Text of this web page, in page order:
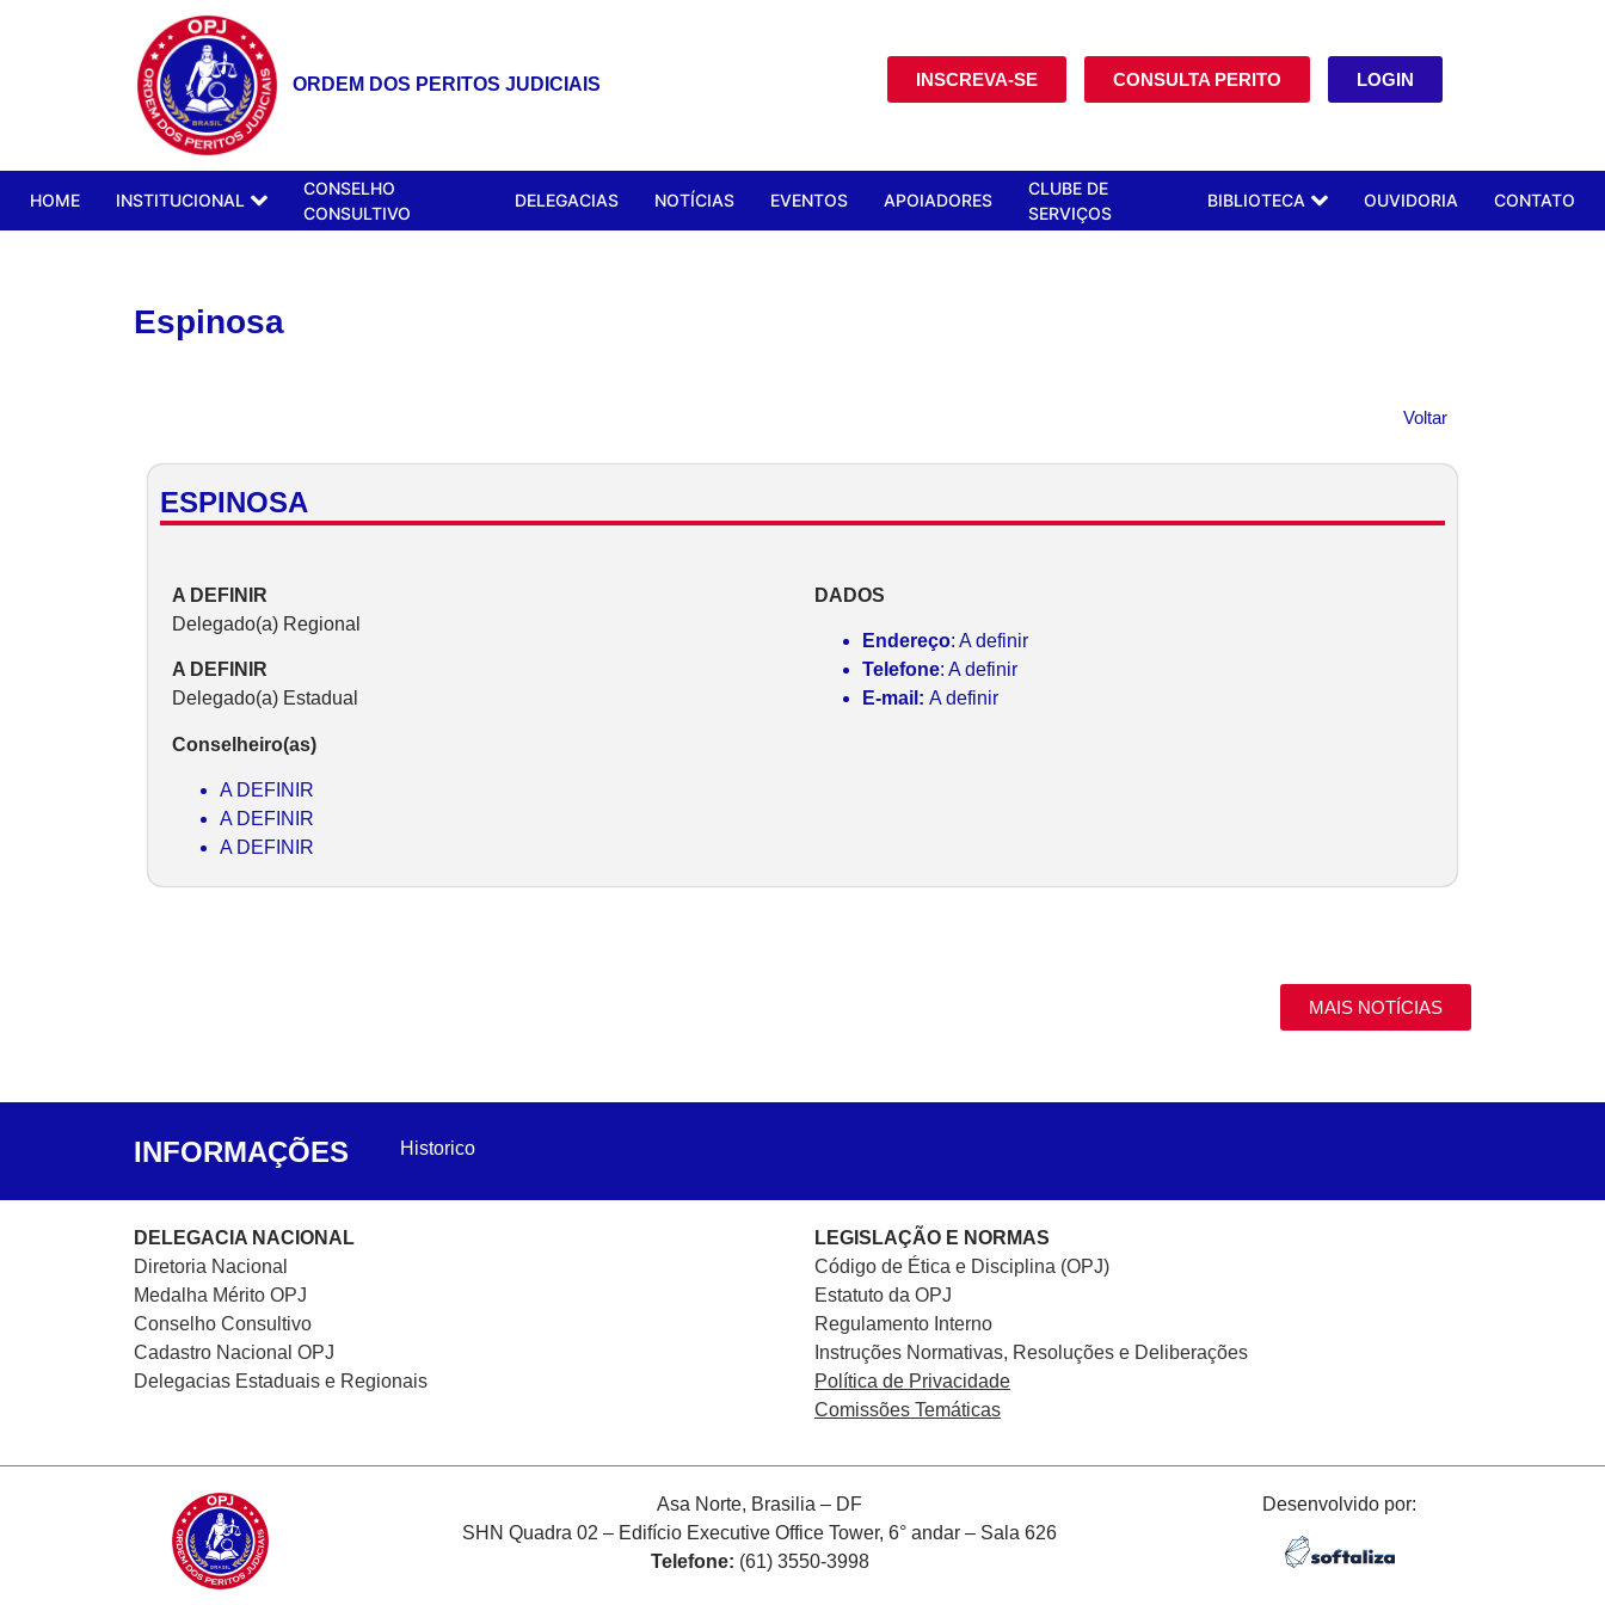
ORDEM DOS PERITOS JUDICIAIS INSCREVA-SE CONSULTA PERITO LOGIN
HOME INSTITUCIONAL
CONSELHO
CONSULTIVO
DELEGACIAS NOTÍCIAS EVENTOS APOIADORES
CLUBE DE
SERVIÇOS
BIBLIOTECA OUVIDORIA CONTATO
Espinosa
Voltar
ESPINOSA
A DEFINIR
Delegado(a) Regional
A DEFINIR
Delegado(a) Estadual
Conselheiro(as)
A DEFINIR
A DEFINIR
A DEFINIR
DADOS
Endereço: A definir
Telefone: A definir
E-mail: A definir
MAIS NOTÍCIAS
INFORMAÇÕES Historico
DELEGACIA NACIONAL
Diretoria Nacional
Medalha Mérito OPJ
Conselho Consultivo
Cadastro Nacional OPJ
Delegacias Estaduais e Regionais
LEGISLAÇÃO E NORMAS
Código de Ética e Disciplina (OPJ)
Estatuto da OPJ
Regulamento Interno
Instruções Normativas, Resoluções e Deliberações
Política de Privacidade
Comissões Temáticas
Asa Norte, Brasilia – DF
SHN Quadra 02 – Edifício Executive Office Tower, 6° andar – Sala 626
Telefone: (61) 3550-3998
Desenvolvido por: